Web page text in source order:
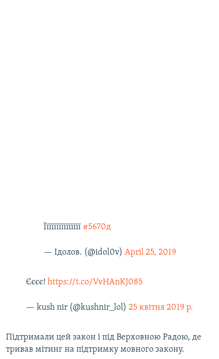
Їїїїїїїїїїїїїїї #5670д
— Ідолов. (@idol0v) April 25, 2019
Єєєє! https://t.co/VvHAnKJ085
— kush nir (@kushnir_lol) 25 квітня 2019 р.
Підтримали цей закон і під Верховною Радою, де
тривав мітинг на підтримку мовного закону.